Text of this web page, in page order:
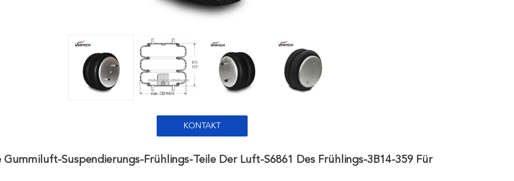
KONTAKT
Gummiluft-Suspendierungs-Frühlings-Teile Der Luft-S6861 Des Frühlings-3B14-359 Für